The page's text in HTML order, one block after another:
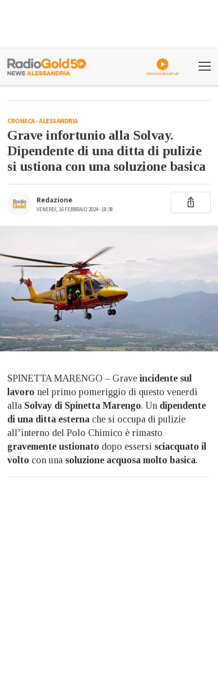
ASCOLTA GOLDPLAY
CRONACA-ALESSANDRIA
Grave infortunio alla Solvay.
Dipendente di una ditta di pulizie
si ustiona con una soluzione basica
Redazione
VENERDÌ, 16 FEBBRAIO 2024 - 18:38
SPINETTA MARENGO – Grave incidente sul
lavoro nel primo pomeriggio di questo venerdì
alla Solvay di Spinetta Marengo. Un dipendente
di una ditta esterna che si occupa di pulizie
all’interno del Polo Chimico è rimasto
gravemente ustionato dopo essersi sciacquato il
volto con una soluzione acquosa molto basica.